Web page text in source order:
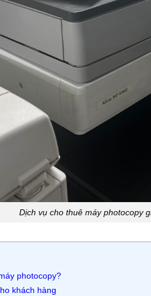
Dịch vụ cho thuê máy photocopy
photocopy?
khách hàng